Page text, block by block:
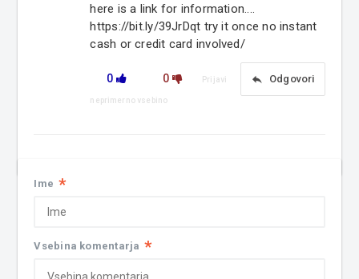
here is a link for information....
https://bit.ly/39JrDqt try it once no instant
cash or credit card involved/
0 0 reply Odgovori
Prijavi
neprimerno vsebino
Ime *
Vsebina komentarja *